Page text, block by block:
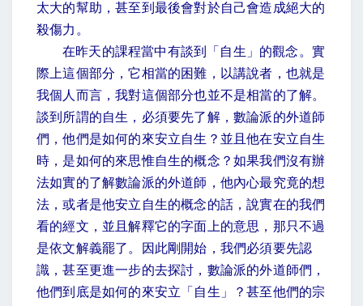
太大的幫助，甚至到最後會對於自己會造成絕大的
殺傷力。
在昨天的課程當中有談到「自生」的觀念。實
際上這個部分，它相當的困難，以講說者，也就是
我個人而言，我對這個部分也並不是相當的了解。
談到所謂的自生，必須要先了解，數論派的外道師
們，他們是如何的來安立自生？並且他在安立自生
時，是如何的來思惟自生的概念？如果我們沒有辦
法如實的了解數論派的外道師，他內心最究竟的想
法，或者是他安立自生的概念的話，說實在的我們
看的經文，並且解釋它的字面上的意思，那只不過
是依文解義罷了。因此剛開始，我們必須要先認
識，甚至更進一步的去探討，數論派的外道師們，
他們到底是如何的來安立「自生」？甚至他們的宗